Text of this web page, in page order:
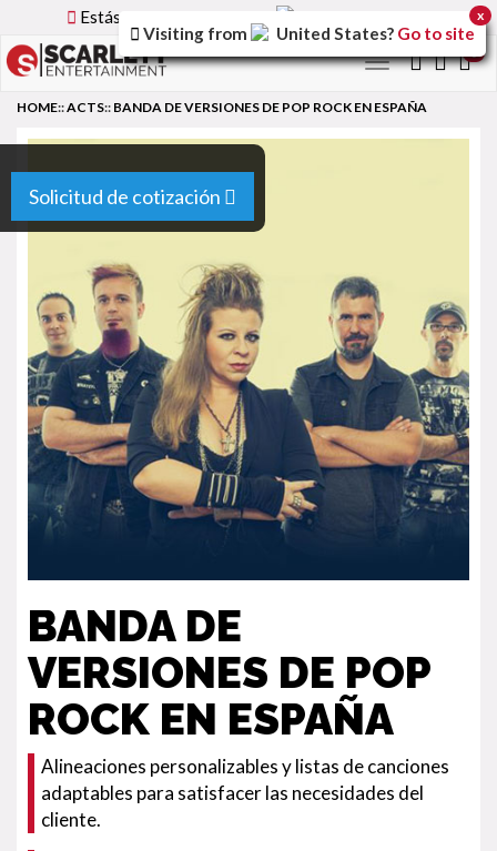
Estás utilizando la versión
Toggle
Solicitud de cotización
HOME::ACTS:: BANDA DE VERSIONES DE POP ROCK EN ESPAÑA
BANDA DE
VERSIONES DE POP
ROCK EN ESPAÑA
Alineaciones personalizables y listas de canciones
adaptables para satisfacer las necesidades del
cliente.
Visiting from United States? Go to site
x